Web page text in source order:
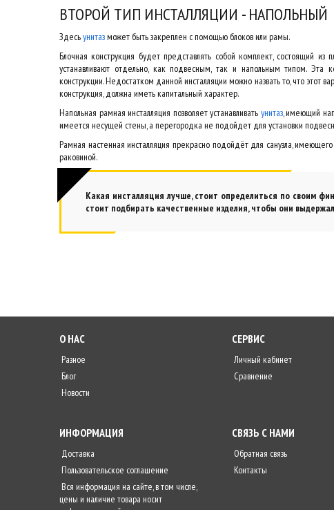
ВТОРОЙ ТИП ИНСТАЛЛЯЦИИ - НАПОЛЬНЫЙ
Здесьунитазможет быть закреплен с помощью блоков или рамы.
Блочная конструкция будет представлять собой комплект, состоящий из
устанавливают отдельно, как подвесным, так и напольным типом.
конструкции. Недостатком данной инсталляции можно назвать то, что этот
конструкция, должна иметь капитальный характер.
Напольная рамная инсталляция позволяет устанавливать унитаз, имеющий
имеется несущей стены, а перегородка не подойдет для установки
Рамная настенная инсталляция прекрасно подойдёт для санузла,
раковиной.
Какая инсталляция лучше, стоит определиться по своим
стоит подбирать качественные изделия, чтобы они
О НАС
Разное
Блог
Новости
СЕРВИС
Личный кабинет
Сравнение
ИНФОРМАЦИЯ
Доставка
Пользовательское соглашение
Вся информация на сайте, в том числе,
цены и наличие товара носит
СВЯЗЬ С НАМИ
Обратная связь
Контакты